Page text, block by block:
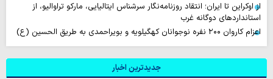
از اوکراین تا ایران؛ انتقاد روزنامه‌نگار سرشناس ایتالیایی، مارکو تراوالیو، از
استانداردهای دوگانه غرب
اعزام کاروان ۲۰۰ نفره نوجوانان کهگیلویه و بویراحمدی به طریق الحسین (ع)
جدیدترین اخبار